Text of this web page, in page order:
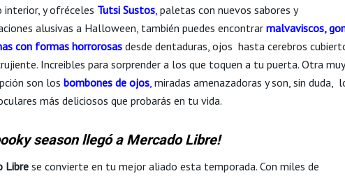
interior, y ofréceles Tutsi Sustos, paletas con nuevos sabores y
alusivas a Halloween, también puedes encontrar malvaviscos,
con formashorrorosas desde dentaduras, ojos ​ hasta cerebros
Increibles para sorprender a los que toquen a tu puerta. Otra muy
son los bombones de ojos, miradas amenazadoras y son, sin duda,
más deliciosos que probarás en tu vida.
season llegó a Mercado Libre!
Libre se convierte en tu mejor aliado esta temporada. Con miles de